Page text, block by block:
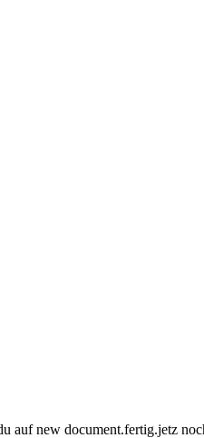
auf new document.fertig.jetz